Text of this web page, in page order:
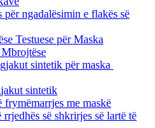
për ngadalësimin e flakës së
Testuese për Maska
sintetik për maska
sintetik
frymëmarrjes me maskë
rrjedhës së shkrirjes së lartë të